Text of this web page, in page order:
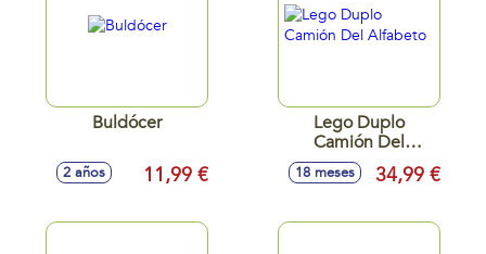
Buldócer
2 años 11,99 €
Lego Duplo
Camión Del
Alfabeto
18 meses 34,99 €